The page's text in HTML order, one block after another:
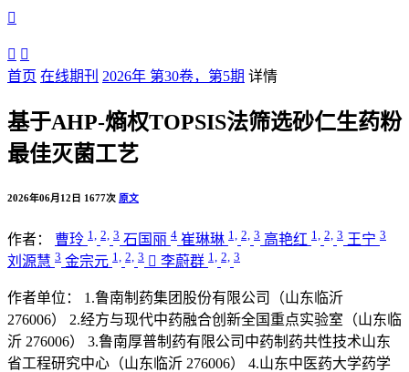

 
首页 在线期刊 2026年 第30卷，第5期 详情
基于AHP-熵权TOPSIS法筛选砂仁生药粉
最佳灭菌工艺
2026年06月12日 1677次 原文
作者： 曹玲 1, 2, 3 石国丽 4 崔琳琳 1, 2, 3 高艳红 1, 2, 3 王宁 3
刘源慧 3 金宗元 1, 2, 3  李蔚群 1, 2, 3
作者单位：
1.鲁南制药集团股份有限公司（山东临沂
276006）
2.经方与现代中药融合创新全国重点实验室（山东临
沂 276006）
3.鲁南厚普制药有限公司中药制药共性技术山东
省工程研究中心（山东临沂 276006）
4.山东中医药大学药学